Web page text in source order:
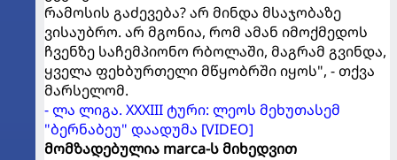
რამოსის გაძევება? არ მინდა მსაჯობაზე
ვისაუბრო. არ მგონია, რომ ამან იმოქმედოს
ჩვენზე საჩემპიონო რბოლაში, მაგრამ გვინდა,
ყველა ფეხბურთელი მწყობრში იყოს", - თქვა
მარსელომ.
- ლა ლიგა. XXXIII ტური: ლეოს მეხუთასემ
"ბერნაბეუ" დაადუმა [VIDEO]
მომზადებულია marca-ს მიხედვით